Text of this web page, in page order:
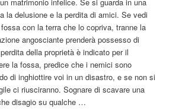
matrimonio infelice. Se si guarda in una
la delusione e la perdita di amici. Se vedi
con la terra che lo copriva, tranne la
angosciante prenderà possesso di
della proprietà è indicato per il
la fossa, predice che i nemici sono
di inghiottire voi in un disastro, e se non si
ci riusciranno. Sognare di scavare una
disagio su qualche …